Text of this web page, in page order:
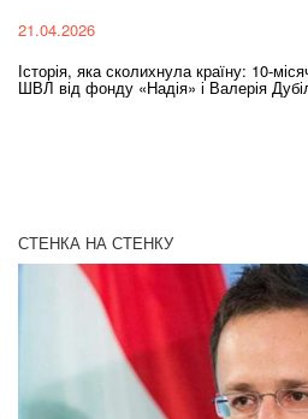
21.04.2026
Історія, яка сколихнула країну: 10-
ШВЛ від фонду «Надія» і Валерія
СТЕНКА НА СТЕНКУ